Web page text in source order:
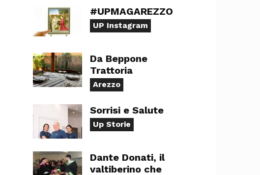
#UPMAGAREZZO
UP Instagram
Da Beppone
Trattoria
Arezzo
Sorrisi e Salute
Up Storie
Dante Donati, il
valtiberino che